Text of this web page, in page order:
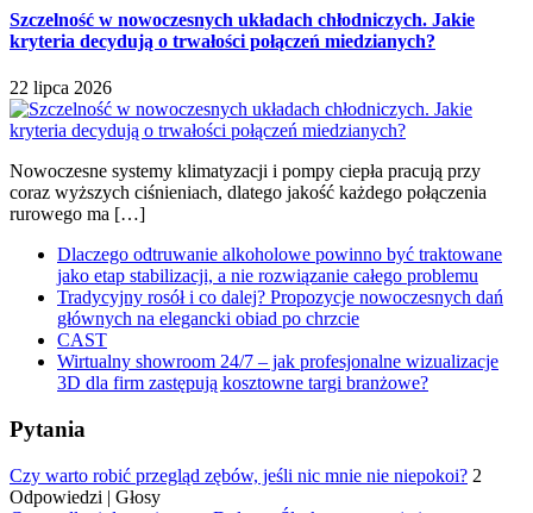
Szczelność w nowoczesnych układach chłodniczych. Jakie
kryteria decydują o trwałości połączeń miedzianych?
22 lipca 2026
Nowoczesne systemy klimatyzacji i pompy ciepła pracują przy
coraz wyższych ciśnieniach, dlatego jakość każdego połączenia
rurowego ma […]
Dlaczego odtruwanie alkoholowe powinno być traktowane
jako etap stabilizacji, a nie rozwiązanie całego problemu
Tradycyjny rosół i co dalej? Propozycje nowoczesnych dań
głównych na elegancki obiad po chrzcie
CAST
Wirtualny showroom 24/7 – jak profesjonalne wizualizacje
3D dla firm zastępują kosztowne targi branżowe?
Pytania
Czy warto robić przegląd zębów, jeśli nic mnie nie niepokoi? 2
Odpowiedzi | Głosy